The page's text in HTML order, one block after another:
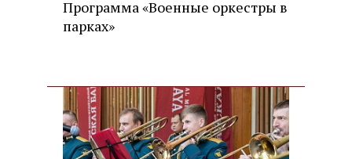
Программа «Военные оркестры в
парках»